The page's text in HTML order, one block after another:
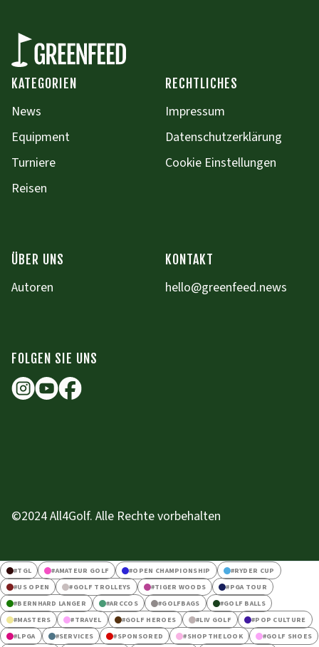
KATEGORIEN
News
Equipment
Turniere
Reisen
RECHTLICHES
Impressum
Datenschutzerklärung
Cookie Einstellungen
ÜBER UNS
Autoren
KONTAKT
hello@greenfeed.news
FOLGEN SIE UNS
©2024 All4Golf. Alle Rechte vorbehalten
#TGL #AMATEUR GOLF #OPEN CHAMPIONSHIP #RYDER CUP
#US OPEN #GOLF TROLLEYS #TIGER WOODS #PGA TOUR
#BERNHARD LANGER #ARCCOS #GOLFBAGS #GOLF BALLS
#MASTERS #TRAVEL #GOLF HEROES #LIV GOLF #POP CULTURE
#LPGA #SERVICES #SPONSORED #SHOPTHELOOK #GOLF SHOES